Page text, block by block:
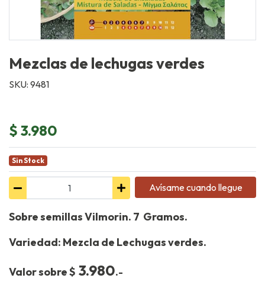
Mezclas de lechugas verdes
SKU: 9481
$ 3.980
Sin Stock
Avísame cuando llegue
Sobre semillas Vilmorin. 7 Gramos.
Variedad: Mezcla de Lechugas verdes.
Valor sobre $ 3.980.-